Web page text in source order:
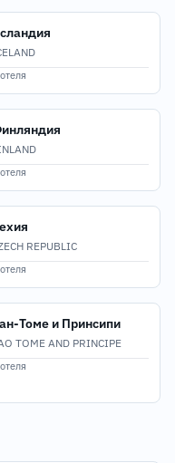
отеля
отеля
REPUBLIC
отеля
Томе и Принсипи
TOME AND PRINCIPE
отеля